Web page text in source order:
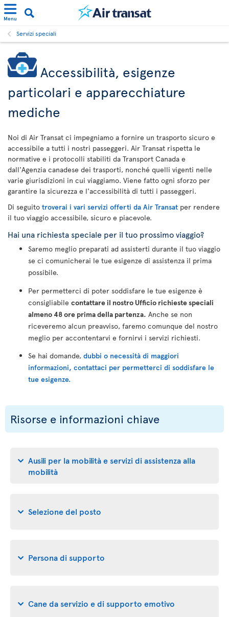
Menu
Servizi speciali
Accessibilità, esigenze
particolari e apparecchiature
mediche
Noi di Air Transat ci impegniamo a fornire un trasporto sicuro e
accessibile a tutti i nostri passeggeri. Air Transat rispetta le
normative e i protocolli stabiliti da Transport Canada e
dall'Agenzia canadese dei trasporti, nonché quelli vigenti nelle
varie giurisdizioni in cui viaggiamo. Viene fatto ogni sforzo per
garantire la sicurezza e l'accessibilità di tutti i passeggeri.
Di seguito troverai i vari servizi offerti da Air Transat per rendere
il tuo viaggio accessibile, sicuro e piacevole.
Hai una richiesta speciale per il tuo prossimo viaggio?
Saremo meglio preparati ad assisterti durante il tuo viaggio
se ci comunicherai le tue esigenze di assistenza il prima
possibile.
Per permetterci di poter soddisfare le tue esigenze è
consigliabile contattare il nostro Ufficio richieste speciali
almeno 48 ore prima della partenza. Anche se non
riceveremo alcun preavviso, faremo comunque del nostro
meglio per accontentarvi e fornirvi i servizi richiesti.
Se hai domande, dubbi o necessità di maggiori
informazioni, contattaci per permetterci di soddisfare le
tue esigenze.
Risorse e informazioni chiave
Ausili per la mobilità e servizi di assistenza alla
mobilità
Selezione del posto
Persona di supporto
Cane da servizio e di supporto emotivo